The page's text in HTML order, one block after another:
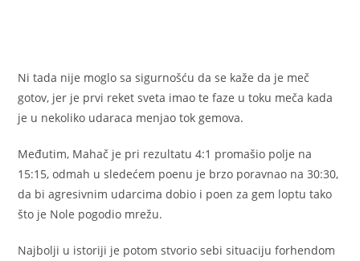
Ni tada nije moglo sa sigurnošću da se kaže da je meč
gotov, jer je prvi reket sveta imao te faze u toku meča kada
je u nekoliko udaraca menjao tok gemova.
Međutim, Mahač je pri rezultatu 4:1 promašio polje na
15:15, odmah u sledećem poenu je brzo poravnao na 30:30,
da bi agresivnim udarcima dobio i poen za gem loptu tako
što je Nole pogodio mrežu.
Najbolji u istoriji je potom stvorio sebi situaciju forhendom